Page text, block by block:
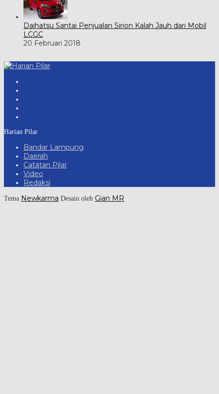
Daihatsu Santai Penjualan Sirion Kalah Jauh dari Mobil
LCGC
20 Februari 2018
Harian Pilar
Bandar Lampung
Daerah
Catatan Pilar
Video
Redaksi
Tema Newkarma Desain oleh Gian MR